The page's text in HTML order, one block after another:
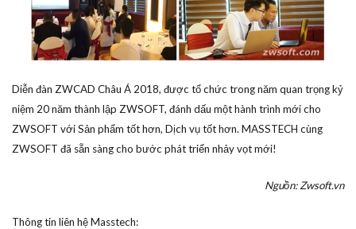
Diễn đàn ZWCAD Châu Á 2018, được tổ chức trong năm quan trọng kỷ
niệm 20 năm thành lập ZWSOFT, đánh dấu một hành trình mới cho
ZWSOFT với Sản phẩm tốt hơn, Dịch vụ tốt hơn. MASSTECH cùng
ZWSOFT đã sẵn sàng cho bước phát triển nhảy vọt mới!
Nguồn: Zwsoft.vn
Thông tin liên hệ Masstech: